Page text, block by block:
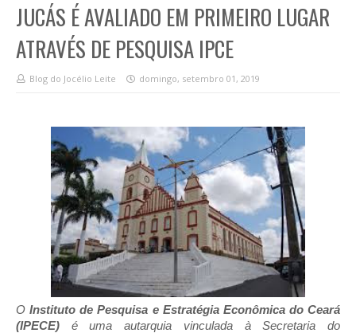
JUCÁS É AVALIADO EM PRIMEIRO LUGAR
ATRAVÉS DE PESQUISA IPCE
Blog do Jocélio Leite domingo, setembro 01, 2019
OInstituto de Pesquisa e Estratégia Econômica do Ceará
(IPECE) é uma autarquia vinculada à Secretaria do